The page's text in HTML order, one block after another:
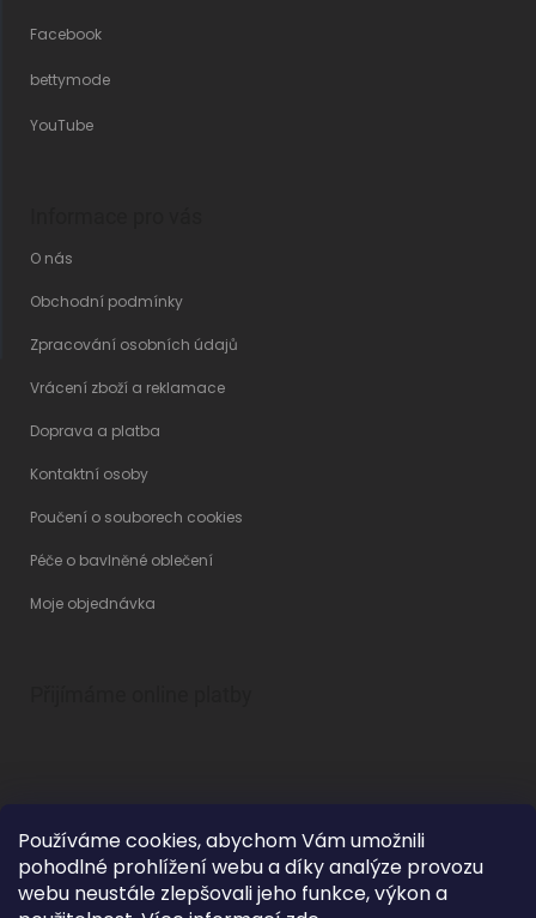
Používáme cookies, abychom Vám umožnili
pohodlné prohlížení webu a díky analýze provozu
webu neustále zlepšovali jeho funkce, výkon a
Facebook
bettymode
YouTube
O nás
Obchodní podmínky
Zpracování osobních údajů
Vrácení zboží a reklamace
Doprava a platba
Kontaktní osoby
Poučení o souborech cookies
Péče o bavlněné oblečení
Moje objednávka
Vytvořil Shoptet